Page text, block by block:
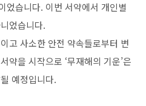
었습니다. 이번 서약에서 개인별
었습니다.
고사소한 안전 약속들로부터 변
서약을 시작으로 ‘무재해의 기운’은
예정입니다.